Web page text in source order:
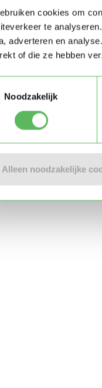
cookies om
te
adverteren en
of die ze hebben
Noodzakelijk
Alleen noodzakelijke